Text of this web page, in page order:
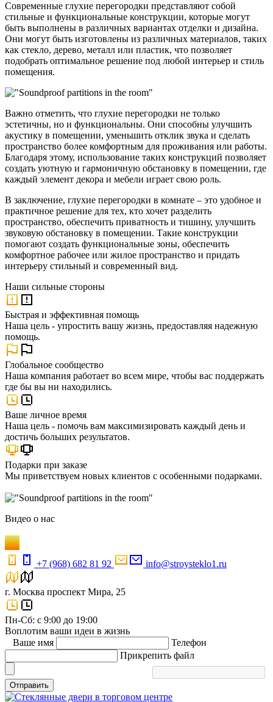
Современные глухие перегородки представляют собой
стильные и функциональные конструкции, которые могут
быть выполнены в различных вариантах отделки и дизайна.
Они могут быть изготовлены из различных материалов, таких
как стекло, дерево, металл или пластик, что позволяет
подобрать оптимальное решение под любой интерьер и стиль
помещения.
Важно отметить, что глухие перегородки не только
эстетичны, но и функциональны. Они способны улучшить
акустику в помещении, уменьшить отклик звука и сделать
пространство более комфортным для проживания или работы.
Благодаря этому, использование таких конструкций позволяет
создать уютную и гармоничную обстановку в помещении, где
каждый элемент декора и мебели играет свою роль.
В заключение, глухие перегородки в комнате – это удобное и
практичное решение для тех, кто хочет разделить
пространство, обеспечить приватность и тишину, улучшить
звуковую обстановку в помещении. Такие конструкции
помогают создать функциональные зоны, обеспечить
комфортное рабочее или жилое пространство и придать
интерьеру стильный и современный вид.
Наши сильные стороны
Быстрая и эффективная помощь
Наша цель - упростить вашу жизнь, предоставляя надежную
помощь.
Глобальное сообщество
Наша компания работает во всем мире, чтобы вас поддержать
где бы вы ни находились.
Ваше личное время
Наша цель - помочь вам максимизировать каждый день и
достичь больших результатов.
Подарки при заказе
Мы приветствуем новых клиентов с особенными подарками.
Видео о нас
+7 (968) 682 81 92 info@stroysteklo1.ru
г. Москва проспект Мира, 25
Пн-Сб: с 9:00 до 19:00
Воплотим ваши идеи в жизнь
Ваше имя
Телефон
Прикрепить файл
Отправить